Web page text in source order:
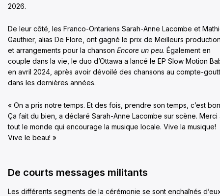
2026.
De leur côté, les Franco-Ontariens Sarah-Anne Lacombe et
Gauthier, alias De Flore, ont gagné le prix de Meilleurs
et arrangements pour la chanson Encore un peu. Également en
couple dans la vie, le duo d’Ottawa a lancé le EP Slow Motion
en avril 2024, après avoir dévoilé des chansons au compte-
dans les dernières années.
« On a pris notre temps. Et des fois, prendre son temps, c’est
Ça fait du bien, a déclaré Sarah-Anne Lacombe sur scène. Merci
tout le monde qui encourage la musique locale. Vive la musique!
Vive le beau! »
De courts messages militants
Les différents segments de la cérémonie se sont enchaînés